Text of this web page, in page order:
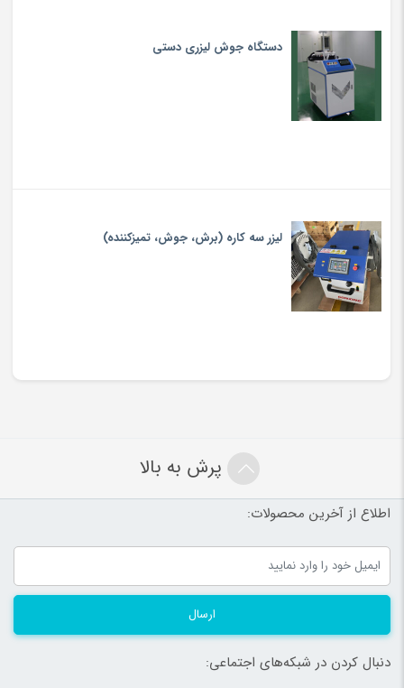
دستگاه جوش لیزری دستی
لیزر سه کاره (برش، جوش، تميزكننده)
پرش به بالا
اطلاع از آخرین محصولات:
ارسال
دنبال کردن در شبکه‌های اجتماعی: